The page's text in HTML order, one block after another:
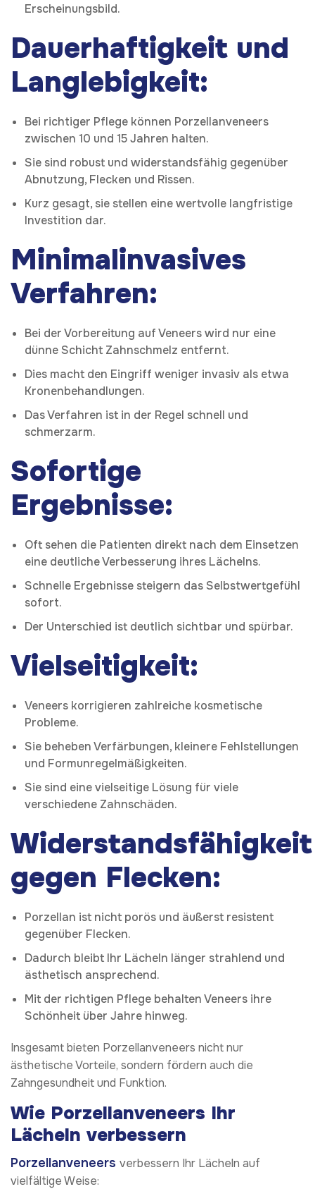
Erscheinungsbild.
Dauerhaftigkeit und
Langlebigkeit:
Bei richtiger Pflege können Porzellanveneers
zwischen 10 und 15 Jahren halten.
Sie sind robust und widerstandsfähig gegenüber
Abnutzung, Flecken und Rissen.
Kurz gesagt, sie stellen eine wertvolle langfristige
Investition dar.
Minimalinvasives
Verfahren:
Bei der Vorbereitung auf Veneers wird nur eine
dünne Schicht Zahnschmelz entfernt.
Dies macht den Eingriff weniger invasiv als etwa
Kronenbehandlungen.
Das Verfahren ist in der Regel schnell und
schmerzarm.
Sofortige
Ergebnisse:
Oft sehen die Patienten direkt nach dem Einsetzen
eine deutliche Verbesserung ihres Lächelns.
Schnelle Ergebnisse steigern das Selbstwertgefühl
sofort.
Der Unterschied ist deutlich sichtbar und spürbar.
Vielseitigkeit:
Veneers korrigieren zahlreiche kosmetische
Probleme.
Sie beheben Verfärbungen, kleinere Fehlstellungen
und Formunregelmäßigkeiten.
Sie sind eine vielseitige Lösung für viele
verschiedene Zahnschäden.
Widerstandsfähigkeit
gegen Flecken:
Porzellan ist nicht porös und äußerst resistent
gegenüber Flecken.
Dadurch bleibt Ihr Lächeln länger strahlend und
ästhetisch ansprechend.
Mit der richtigen Pflege behalten Veneers ihre
Schönheit über Jahre hinweg.
Insgesamt bieten Porzellanveneers nicht nur
ästhetische Vorteile, sondern fördern auch die
Zahngesundheit und Funktion.
Wie Porzellanveneers Ihr
Lächeln verbessern
Porzellanveneers verbessern Ihr Lächeln auf
vielfältige Weise: